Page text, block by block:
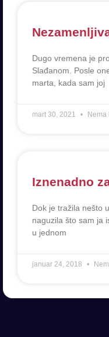
Dugo vremena je
Slađanom. Posle
marta, kada sam joj
mart 30, 2021 Nema
Iznenadno
Dok je tražila nešto
naguzila što sam ja
u jednom
januar 24, 2018